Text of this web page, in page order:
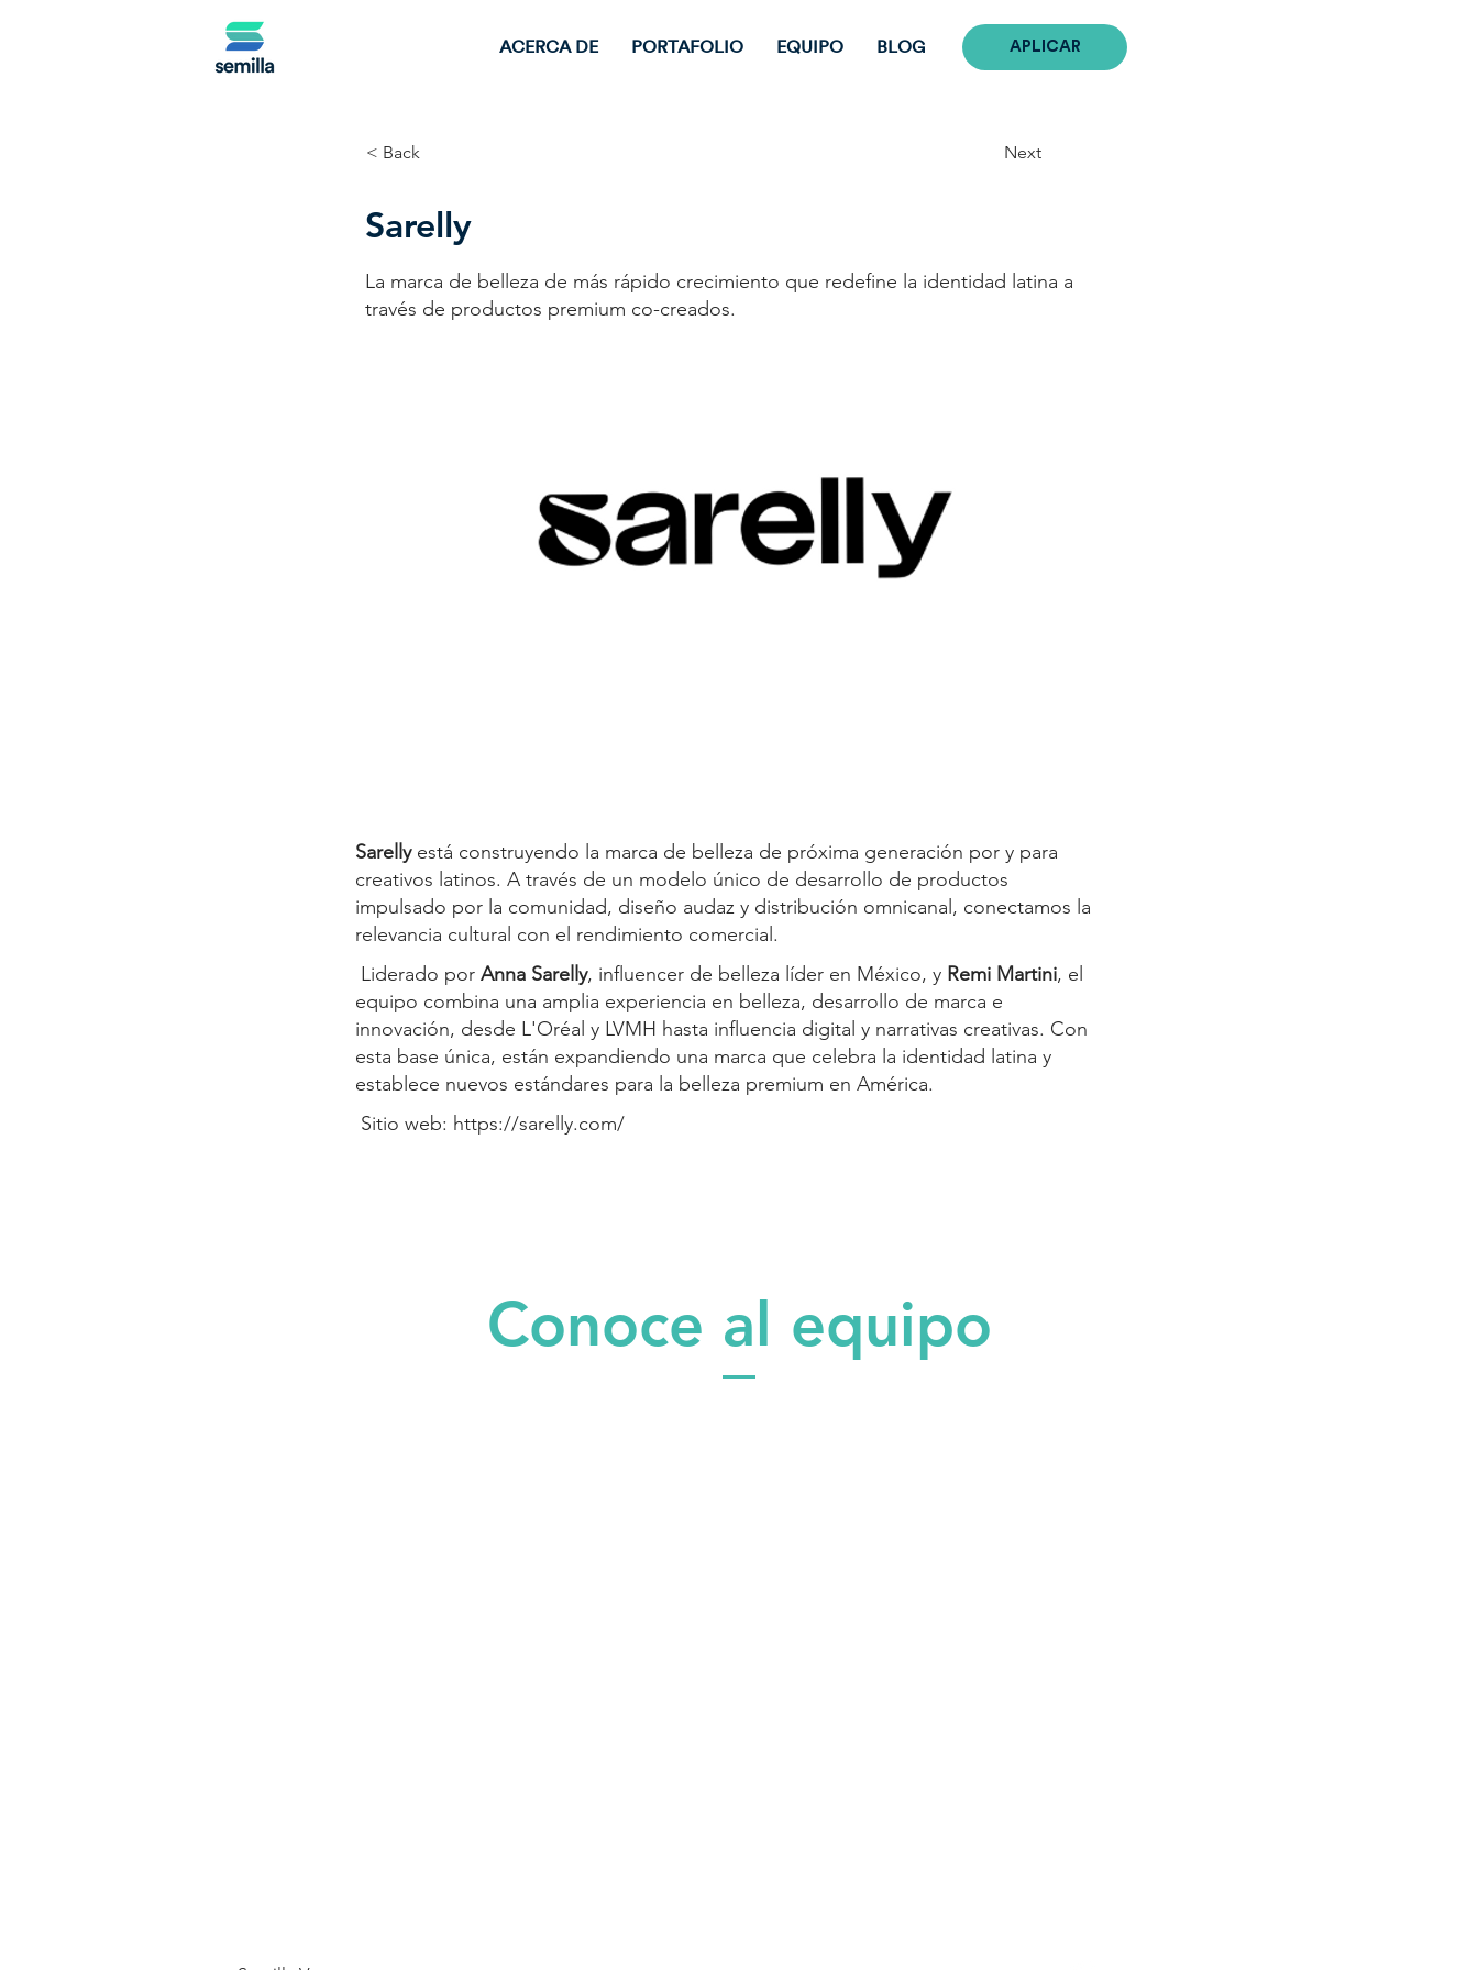
ACERCA DE PORTAFOLIO EQUIPO BLOG APLICAR
< Back Next
Sarelly
La marca de belleza de más rápido crecimiento que redefine la identidad latina a
través de productos premium co-creados.
Sarelly está construyendo la marca de belleza de próxima generación por y para
creativos latinos. A través de un modelo único de desarrollo de productos
impulsado por la comunidad, diseño audaz y distribución omnicanal, conectamos la
relevancia cultural con el rendimiento comercial.
Liderado por Anna Sarelly, influencer de belleza líder en México, y Remi Martini, el
equipo combina una amplia experiencia en belleza, desarrollo de marca e
innovación, desde L'Oréal y LVMH hasta influencia digital y narrativas creativas. Con
esta base única, están expandiendo una marca que celebra la identidad latina y
establece nuevos estándares para la belleza premium en América.
Sitio web: https://sarelly.com/
Conoce al equipo